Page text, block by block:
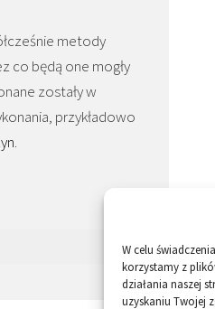
W celu
korzystamy z
działania naszej
uzyskaniu Twojej
metody
co będą one mogły
zostały w
przykładowo
.